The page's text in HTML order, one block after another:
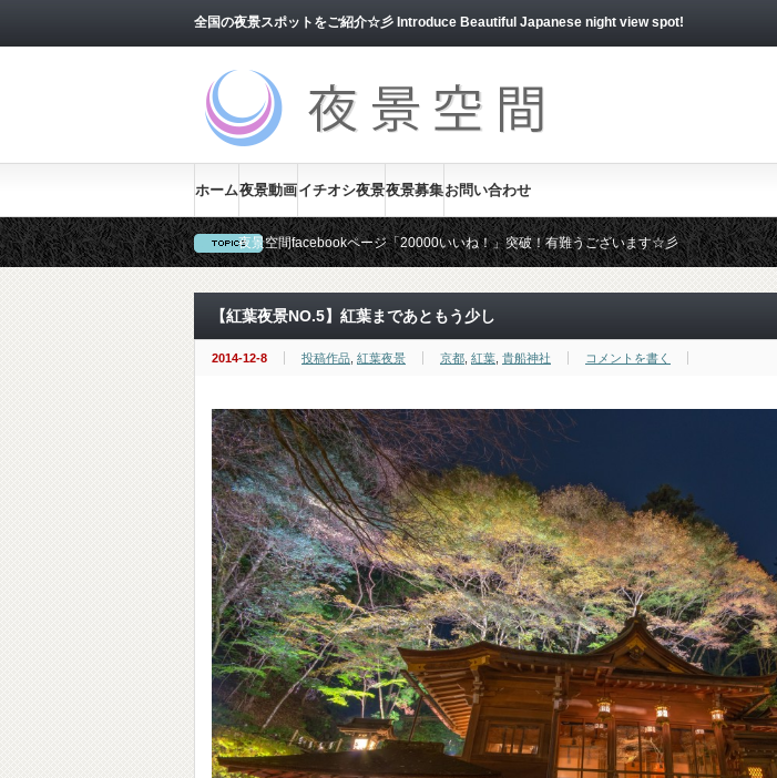
全国の夜景スポットをご紹介☆彡 Introduce Beautiful Japanese night view spot!
ホーム夜景動画イチオシ夜景夜景募集お問い合わせ
夜景空間facebookページ「20000いいね！」突破！有難うございます☆彡
当サイトでは、ユーザー様からの夜景を随時募集しております。ジャンジャン応募くだ
【紅葉夜景NO.5】紅葉まであともう少し
2014-12-8 投稿作品 紅葉夜景 京都 紅葉 貴船神社 コメントを書く